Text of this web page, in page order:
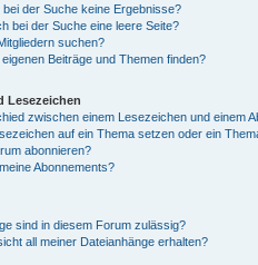
der Suche keine Ergebnisse?
bei der Suche eine leere Seite?
suchen?
Beiträge und Themen finden?
Lesezeichen
zwischen einem Lesezeichen und einem
auf ein Thema setzen oder ein
abonnieren?
Abonnements?
sind in diesem Forum zulässig?
all meiner Dateianhänge erhalten?